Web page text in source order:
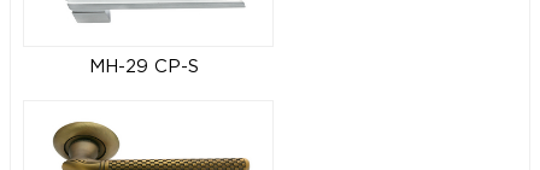
MH-29 CP-S